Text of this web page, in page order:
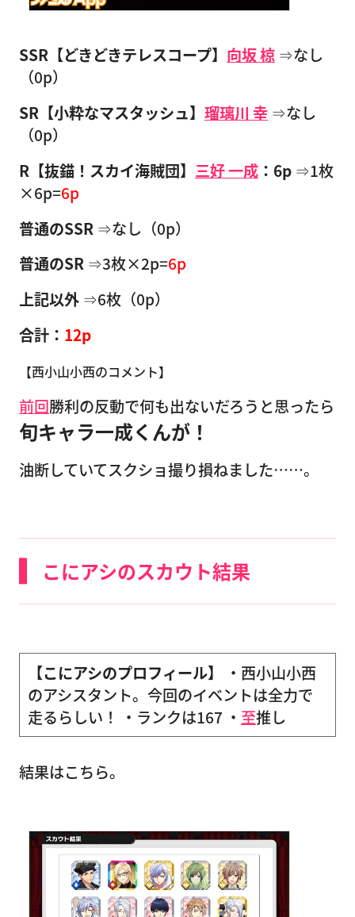
SSR【どきどきテレスコープ】 向坂 椋 ⇒なし
（0p）
SR【小粋なマスタッシュ】 瑠璃川 幸 ⇒なし
（0p）
R【抜錨！スカイ海賊団】 三好 一成 ：6p ⇒1枚
×6p=6p
普通のSSR ⇒なし（0p）
普通のSR ⇒3枚×2p=6p
上記以外 ⇒6枚（0p）
合計： 12p
【西小山小西のコメント】
前回勝利の反動で何も出ないだろうと思ったら
旬キャラ一成くんが！
油断していてスクショ撮り損ねました……。
こにアシのスカウト結果
【こにアシのプロフィール】
・西小山小西
のアシスタント。今回のイベントは全力で
走るらしい！ ・ランクは167 ・ 至推し
結果はこちら。